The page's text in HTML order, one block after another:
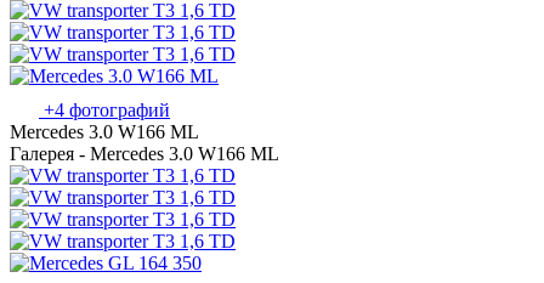
+4 фотографий
Mercedes 3.0 W166 ML
Галерея - Mercedes 3.0 W166 ML